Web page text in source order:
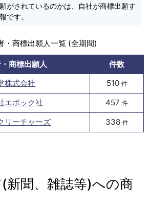
がされているのかは、自社が商標出願す
です。
・商標出願人一覧 (全期間)
商標出願人
件数
株式会社
510 件
エポック社 457 件
リーチャーズ 338 件
新聞、雑誌等)への商